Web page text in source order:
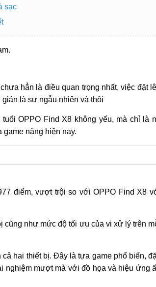
sạc
hẳn là điều quan trọng nhất, việc đặt
là sự ngẫu nhiên và thôi
OPPO Find X8 không yếu, mà chỉ là
nặng hiện nay.
điểm, vượt trội so với OPPO Find X8
cũng như mức độ tối ưu của vi xử lý trên
hai thiết bị. Đây là tựa game phổ biến,
nghiệm mượt mà với đồ họa và hiệu ứng